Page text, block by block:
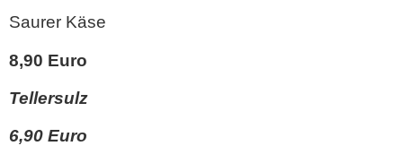
Saurer Käse
8,90 Euro
Tellersulz
6,90 Euro